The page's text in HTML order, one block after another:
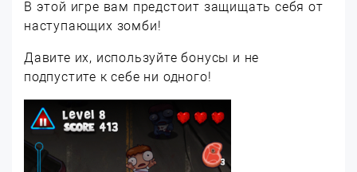
В этой игре вам предстоит защищать себя от
наступающих зомби!
Давите их, используйте бонусы и не
подпустите к себе ни одного!